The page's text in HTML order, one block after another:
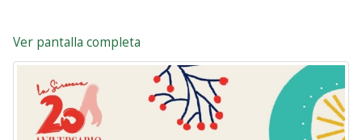
Ver pantalla completa